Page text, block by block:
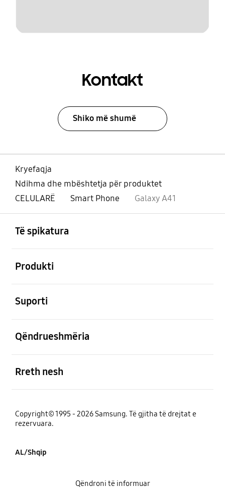
Kontakt
Shiko më shumë
Kryefaqja
Ndihma dhe mbështetja për produktet
CELULARË
Smart Phone Galaxy A41
Të spikatura
Produkti
Suporti
Qëndrueshmëria
Rreth nesh
Copyright© 1995 - 2026 Samsung. Të gjitha të drejtat e
rezervuara.
AL/Shqip
Qëndroni të informuar